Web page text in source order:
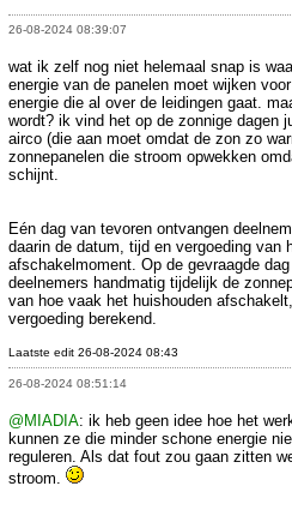
26-08-2024 08:39:07
wat ik zelf nog niet helemaal snap is
energie van de panelen moet wijken
energie die al over de leidingen gaat.
wordt? ik vind het op de zonnige dagen
airco (die aan moet omdat de zon zo
zonnepanelen die stroom opwekken
schijnt.
Eén dag van tevoren ontvangen
daarin de datum, tijd en vergoeding van
afschakelmoment. Op de gevraagde
deelnemers handmatig tijdelijk de
van hoe vaak het huishouden
vergoeding berekend.
Laatste edit 26-08-2024 08:43
26-08-2024 08:51:14
@MIADIA: ik heb geen idee hoe het
kunnen ze die minder schone energie
reguleren. Als dat fout zou gaan zitten
stroom.